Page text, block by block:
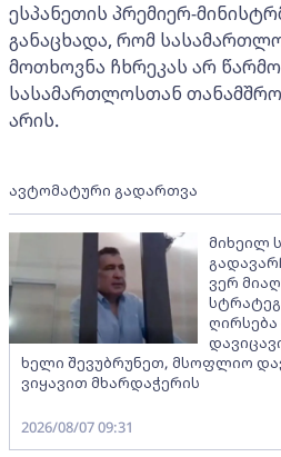
ესპანეთის პრემიერ-
განაცხადა, რომ
მოთხოვნა ჩხრეკას არ
სასამართლოსთან
არის.
ავტომატური გადართვა
მიხეილ
ვერ
ხელი შევუბრუნეთ, მსოფლიო
ვიყავით მხარდაჭერის
2026/08/07 09:31